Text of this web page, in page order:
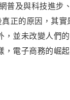
普及與科技進步
正的原因 ， 其實
， 並未改變人們
， 電子商務的崛